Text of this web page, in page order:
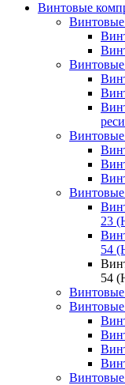
Винтовые
Винтовые
Винтовые
Винтовые
23
54
54
Винтовые
Винтовые